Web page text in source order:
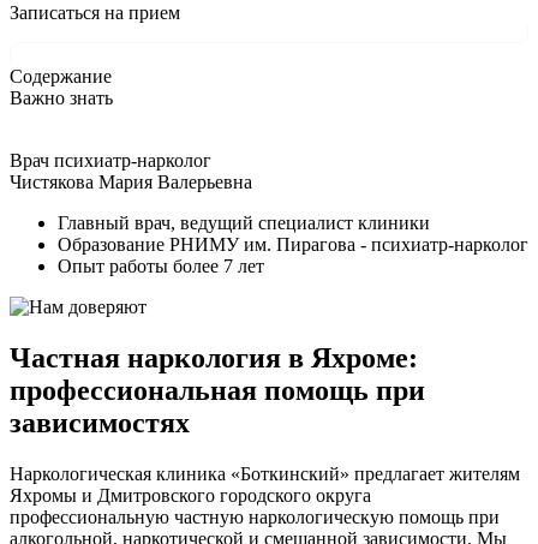
Записаться на прием
Содержание
Важно знать
Врач психиатр-нарколог
Чистякова Мария Валерьевна
Главный врач, ведущий специалист клиники
Образование РНИМУ им. Пирагова - психиатр-нарколог
Опыт работы более 7 лет
Частная наркология в Яхроме:
профессиональная помощь при
зависимостях
Наркологическая клиника «Боткинский» предлагает жителям
Яхромы и Дмитровского городского округа
профессиональную частную наркологическую помощь при
алкогольной, наркотической и смешанной зависимости. Мы